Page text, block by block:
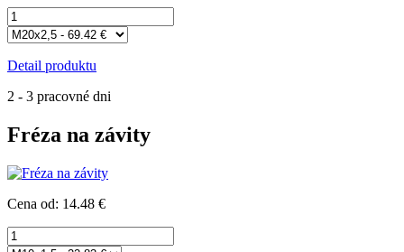
Detail produktu
2 - 3 pracovné dni
Fréza na závity
Cena od: 14.48 €